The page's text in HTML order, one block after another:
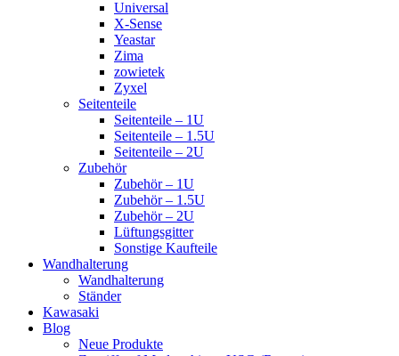
Universal
X-Sense
Yeastar
Zima
zowietek
Zyxel
Seitenteile
Seitenteile – 1U
Seitenteile – 1.5U
Seitenteile – 2U
Zubehör
Zubehör – 1U
Zubehör – 1.5U
Zubehör – 2U
Lüftungsgitter
Sonstige Kaufteile
Wandhalterung
Wandhalterung
Ständer
Kawasaki
Blog
Neue Produkte